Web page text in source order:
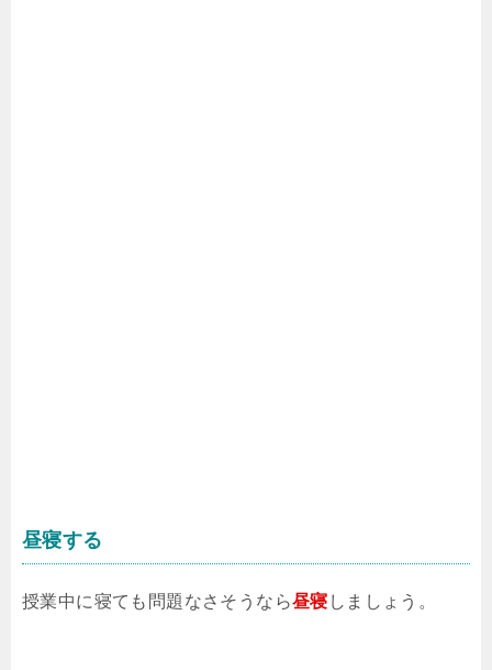
昼寝する
授業中に寝ても問題なさそうなら昼寝 しましょう。